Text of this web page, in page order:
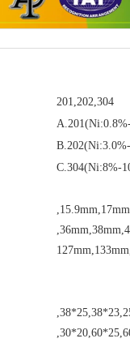
201,202,304
C.304(Ni:8%-